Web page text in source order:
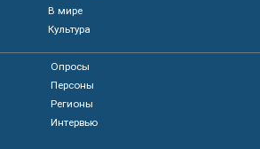
В мире
Культура
Опросы
Персоны
Регионы
Интервью